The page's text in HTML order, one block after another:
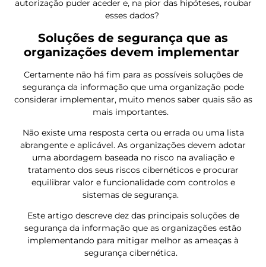
autorização puder aceder e, na pior das hipóteses, roubar
esses dados?
Soluções de segurança que as
organizações devem implementar
Certamente não há fim para as possíveis soluções de
segurança da informação que uma organização pode
considerar implementar, muito menos saber quais são as
mais importantes.
Não existe uma resposta certa ou errada ou uma lista
abrangente e aplicável. As organizações devem adotar
uma abordagem baseada no risco na avaliação e
tratamento dos seus riscos cibernéticos e procurar
equilibrar valor e funcionalidade com controlos e
sistemas de segurança.
Este artigo descreve dez das principais soluções de
segurança da informação que as organizações estão
implementando para mitigar melhor as ameaças à
segurança cibernética.